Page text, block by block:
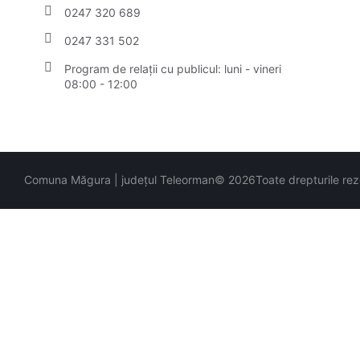
0247 320 689
0247 331 502
Program de relații cu publicul: luni - vineri
08:00 - 12:00
Comuna Măgura | județul Teleorman© 2026Toate drepturile